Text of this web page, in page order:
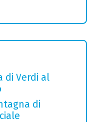
di Verdi al
di